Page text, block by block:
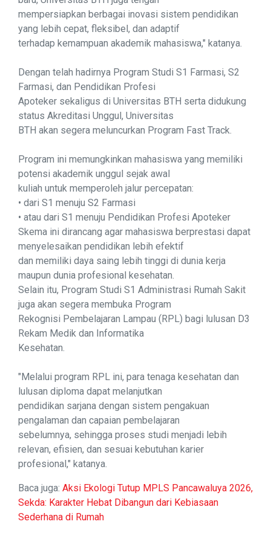
mempersiapkan berbagai inovasi sistem pendidikan
yang lebih cepat, fleksibel, dan adaptif
terhadap kemampuan akademik mahasiswa," katanya.
Dengan telah hadirnya Program Studi S1 Farmasi, S2
Farmasi, dan Pendidikan Profesi
Apoteker sekaligus di Universitas BTH serta didukung
status Akreditasi Unggul, Universitas
BTH akan segera meluncurkan Program Fast Track.
Program ini memungkinkan mahasiswa yang memiliki
potensi akademik unggul sejak awal
kuliah untuk memperoleh jalur percepatan:
• dari S1 menuju S2 Farmasi
• atau dari S1 menuju Pendidikan Profesi Apoteker
Skema ini dirancang agar mahasiswa berprestasi dapat
menyelesaikan pendidikan lebih efektif
dan memiliki daya saing lebih tinggi di dunia kerja
maupun dunia profesional kesehatan.
Selain itu, Program Studi S1 Administrasi Rumah Sakit
juga akan segera membuka Program
Rekognisi Pembelajaran Lampau (RPL) bagi lulusan D3
Rekam Medik dan Informatika
Kesehatan.
"Melalui program RPL ini, para tenaga kesehatan dan
lulusan diploma dapat melanjutkan
pendidikan sarjana dengan sistem pengakuan
pengalaman dan capaian pembelajaran
sebelumnya, sehingga proses studi menjadi lebih
relevan, efisien, dan sesuai kebutuhan karier
profesional," katanya.
Baca juga: Aksi Ekologi Tutup MPLS Pancawaluya 2026,
Sekda: Karakter Hebat Dibangun dari Kebiasaan
Sederhana di Rumah